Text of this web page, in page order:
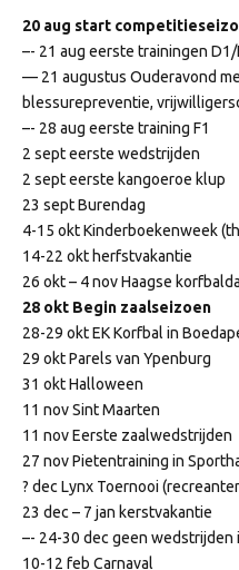
20 aug start
–- 21 aug eerste trainingen D1/
— 21 augustus Ouderavond
blessurepreventie,
–- 28 aug eerste training F1
2 sept eerste wedstrijden
2 sept eerste kangoeroe klup
23 sept Burendag
4-15 okt Kinderboekenweek
14-22 okt herfstvakantie
26 okt – 4 nov Haagse
28 okt Begin zaalseizoen
28-29 okt EK Korfbal in
29 okt Parels van Ypenburg
31 okt Halloween
11 nov Sint Maarten
11 nov Eerste zaalwedstrijden
27 nov Pietentraining in
? dec Lynx Toernooi
23 dec – 7 jan kerstvakantie
–- 24-30 dec geen wedstrijden
10-12 feb Carnaval